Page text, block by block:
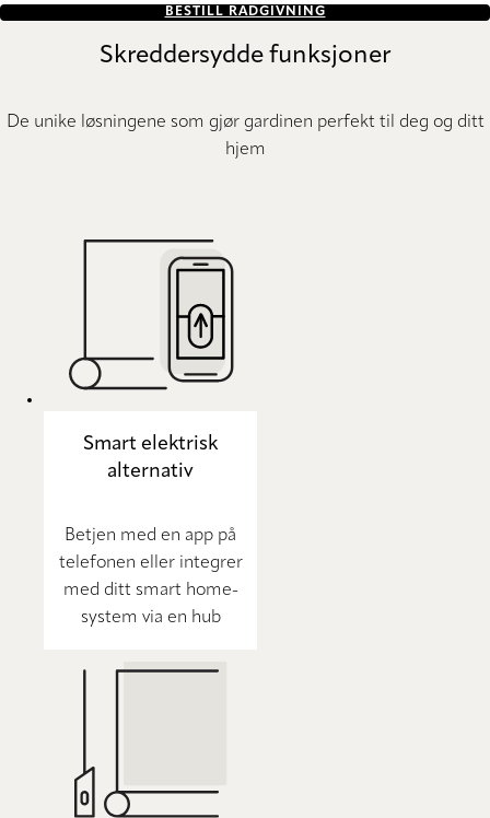
BESTILL RÅDGIVNING
Skreddersydde funksjoner
De unike løsningene som gjør gardinen perfekt til deg og ditt
hjem
Smart elektrisk
alternativ
Betjen med en app på
telefonen eller integrer
med ditt smart home-
system via en hub